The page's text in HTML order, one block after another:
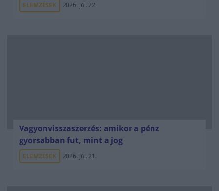
ELEMZÉSEK 2026. júl. 22.
Vagyonvisszaszerzés: amikor a pénz
gyorsabban fut, mint a jog
ELEMZÉSEK 2026. júl. 21.